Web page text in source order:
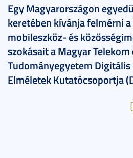
Egy Magyarországon
keretében kívánja felmérni
mobileszköz- és
szokásait a Magyar Telekom
Tudományegyetem Digitális
Elméletek Kutatócsoportja